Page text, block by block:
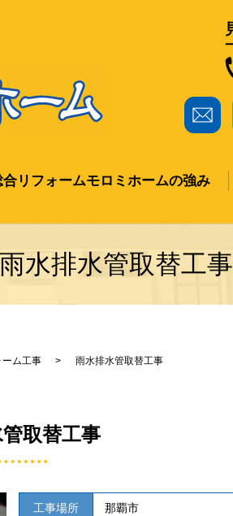
合リフォームモロミホームの強み
雨水排水管取替工事
ーム工事 雨水排水管取替工事
取替工事
工事場所 那覇市